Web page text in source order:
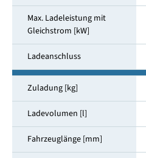
Max. Ladeleistung mit
Gleichstrom [kW]
Ladeanschluss
Zuladung [kg]
Ladevolumen [l]
Fahrzeuglänge [mm]